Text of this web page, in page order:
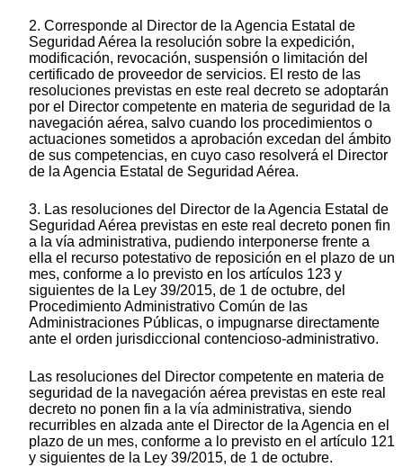
2. Corresponde al Director de la Agencia Estatal de
Seguridad Aérea la resolución sobre la expedición,
modificación, revocación, suspensión o limitación del
certificado de proveedor de servicios. El resto de las
resoluciones previstas en este real decreto se adoptarán
por el Director competente en materia de seguridad de la
navegación aérea, salvo cuando los procedimientos o
actuaciones sometidos a aprobación excedan del ámbito
de sus competencias, en cuyo caso resolverá el Director
de la Agencia Estatal de Seguridad Aérea.
3. Las resoluciones del Director de la Agencia Estatal de
Seguridad Aérea previstas en este real decreto ponen fin
a la vía administrativa, pudiendo interponerse frente a
ella el recurso potestativo de reposición en el plazo de un
mes, conforme a lo previsto en los artículos 123 y
siguientes de la Ley 39/2015, de 1 de octubre, del
Procedimiento Administrativo Común de las
Administraciones Públicas, o impugnarse directamente
ante el orden jurisdiccional contencioso-administrativo.
Las resoluciones del Director competente en materia de
seguridad de la navegación aérea previstas en este real
decreto no ponen fin a la vía administrativa, siendo
recurribles en alzada ante el Director de la Agencia en el
plazo de un mes, conforme a lo previsto en el artículo 121
y siguientes de la Ley 39/2015, de 1 de octubre.